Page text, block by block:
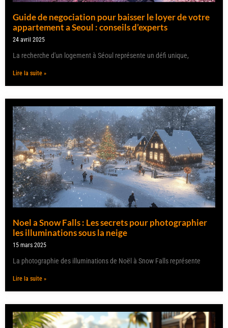
Guide de negociation pour baisser le loyer de votre
appartement a Seoul : conseils d’experts
24 avril 2025
La recherche d'un logement à Séoul représente un défi unique,
Lire la suite »
Noel a Snow Falls : Les secrets pour photographier
les illuminations sous la neige
15 mars 2025
La photographie des illuminations de Noël à Snow Falls représente
Lire la suite »